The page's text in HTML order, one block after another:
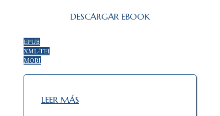
DESCARGAR EBOOK
EPUB
XML-TEI
MOBI
LEER MÁS